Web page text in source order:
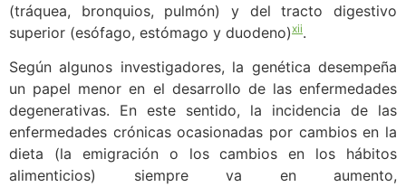
(tráquea, bronquios, pulmón) y del tracto digestivo
superior (esófago, estómago y duodeno)xii.
Según algunos investigadores, la genética desempeña
un papel menor en el desarrollo de las enfermedades
degenerativas. En este sentido, la incidencia de las
enfermedades crónicas ocasionadas por cambios en la
dieta (la emigración o los cambios en los hábitos
alimenticios) siempre va en aumento,